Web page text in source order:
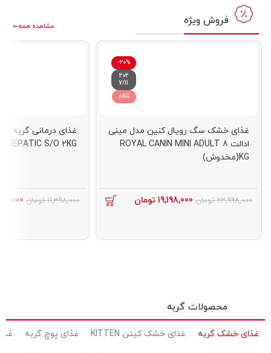
فروش ویژه مشاهده همه
-20%
202
7/11
8KG
غذای خشک سگ رویال کنین مدل مینی
ادالت ROYAL CANIN MINI ADULT 8
KG(مخدوش)
23,998,000 تومان 19,198,000 تومان
غذای درمانی گربه
HEPATIC S/O 2KG
11,398,000 تومان
محصولات گربه
غذای خشک گربه غذای خشک کیتن KITTEN غذای پوچ گربه